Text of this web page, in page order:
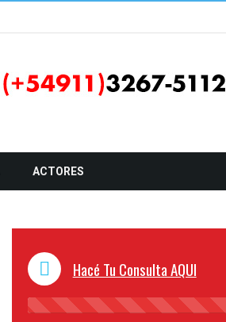
ACTORES
Hacé Tu Consulta AQUI
45%